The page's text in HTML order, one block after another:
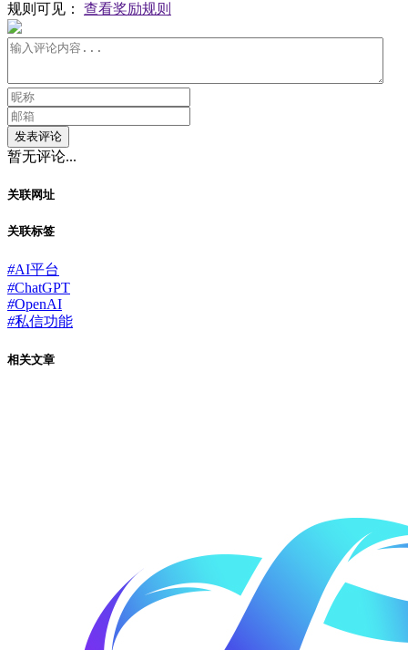
规则可见： 查看奖励规则
发表评论
暂无评论...
关联网址
关联标签
#AI平台
#ChatGPT
#OpenAI
#私信功能
相关文章